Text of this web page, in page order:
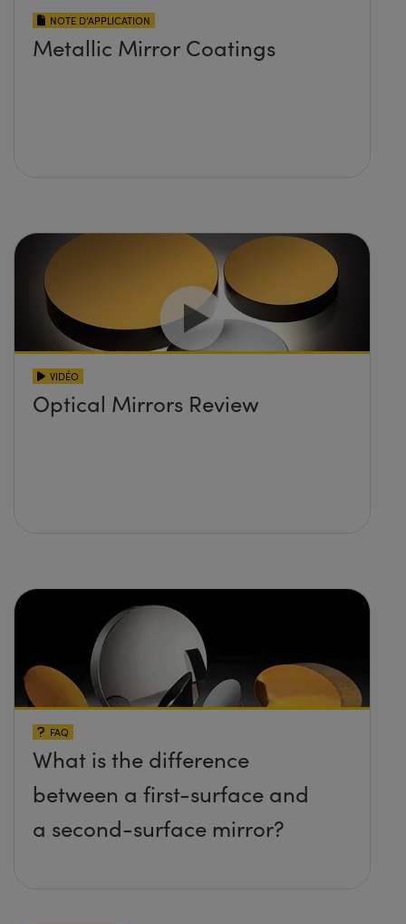
NOTE D’APPLICATION
Metallic Mirror Coatings
VIDÉO
Optical Mirrors Review
FAQ
What is the difference
between a first-surface and
a second-surface mirror?